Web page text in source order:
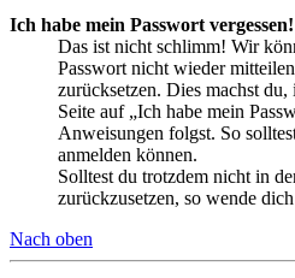
Ich habe mein Passwort vergessen!
Das ist nicht schlimm! Wir
Passwort nicht wieder
zurücksetzen. Dies machst
Seite auf „Ich habe mein
Anweisungen folgst. So
anmelden können.
Solltest du trotzdem nicht in
zurückzusetzen, so wende
Nach oben